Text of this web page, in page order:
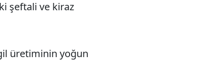
şeftali ve kiraz
üretiminin yoğun